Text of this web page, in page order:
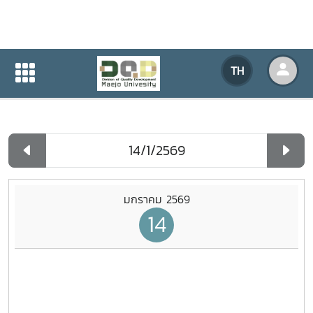
TH
ปฏิทินกิจกรรมของหน่วยงาน
ปฏิทินกิจกรรมของหน่วยงาน
มกราคม 2569
14